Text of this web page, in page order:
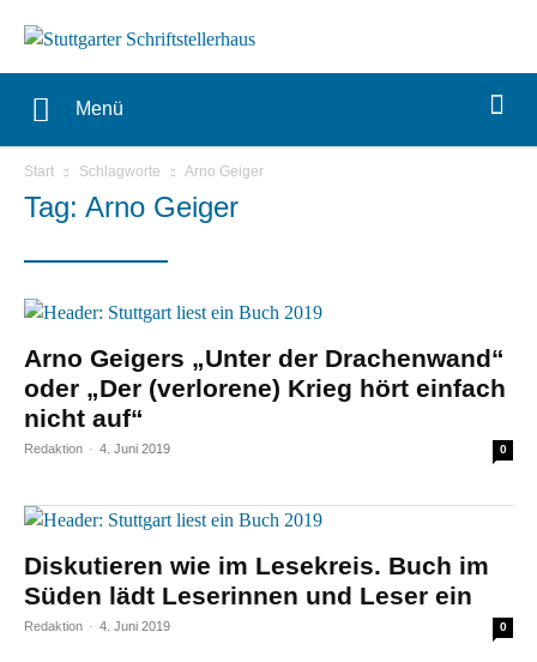
Menü
Start Schlagworte Arno Geiger
Tag: Arno Geiger
Arno Geigers „Unter der Drachenwand“
oder „Der (verlorene) Krieg hört einfach
nicht auf“
Redaktion - 4. Juni 2019 0
Diskutieren wie im Lesekreis. Buch im
Süden lädt Leserinnen und Leser ein
Redaktion - 4. Juni 2019 0